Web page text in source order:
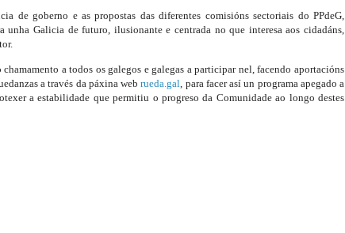
de goberno e as propostas das diferentes comisións sectoriais do PPdeG,
unha Galicia de futuro, ilusionante e centrada no que interesa aos cidadáns,
chamamento a todos os galegos e galegas a participar nel, facendo aportacións
a través da páxina webrueda.gal , para facer así un programa apegado a
a estabilidade que permitiu o progreso da Comunidade ao longo destes